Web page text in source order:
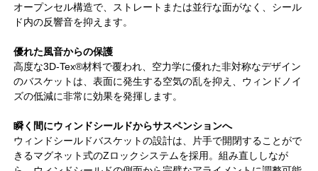
オープンセル構造で、ストレートまたは並行な面がなく、シール
ド内の反響音を抑えます。
優れた風音からの保護
高度な3D-Tex®材料で覆われ、空力学に優れた非対称なデザイン
のバスケットは、表面に発生する空気の乱を抑え、ウィンドノイ
ズの低減に非常に効果を発揮します。
瞬く間にウィンドシールドからサスペンションへ
ウィンドシールドバスケットの設計は、片手で開閉することがで
きるマグネット式のZロックシステムを採用。組み直ししなが